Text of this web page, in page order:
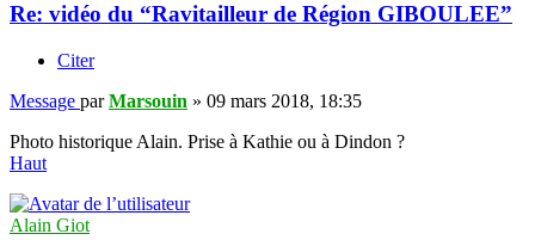
Re: vidéo du “Ravitailleur de Région GIBOULEE”
Citer
Message parMarsouin » 09 mars 2018, 18:35
Photo historique Alain. Prise à Kathie ou à Dindon ?
Haut
Alain Giot